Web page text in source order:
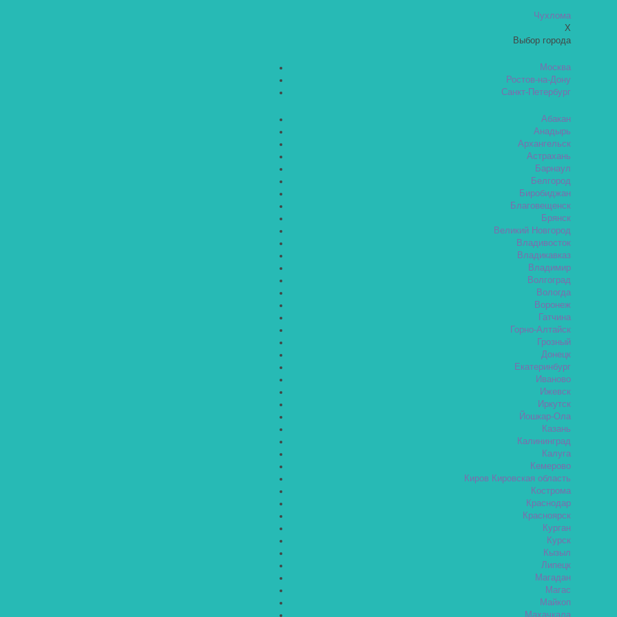
Чухлома
X
Выбор города
Москва
Ростов-на-Дону
Санкт-Петербург
Абакан
Анадырь
Архангельск
Астрахань
Барнаул
Белгород
Биробиджан
Благовещенск
Брянск
Великий Новгород
Владивосток
Владикавказ
Владимир
Волгоград
Вологда
Воронеж
Гатчина
Горно-Алтайск
Грозный
Донецк
Екатеринбург
Иваново
Ижевск
Иркутск
Йошкар-Ола
Казань
Калининград
Калуга
Кемерово
Киров Кировская область
Кострома
Краснодар
Красноярск
Курган
Курск
Кызыл
Липецк
Магадан
Магас
Майкоп
Махачкала